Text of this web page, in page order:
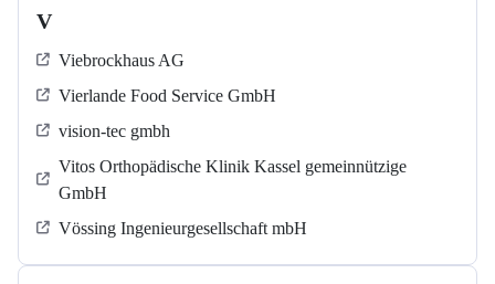
V
Viebrockhaus AG
Vierlande Food Service GmbH
vision-tec gmbh
Vitos Orthopädische Klinik Kassel gemeinnützige
GmbH
Vössing Ingenieurgesellschaft mbH